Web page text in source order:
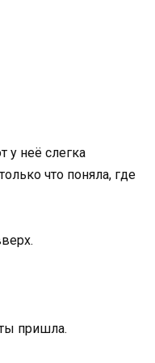
у неё слегка
что поняла, где
пришла.